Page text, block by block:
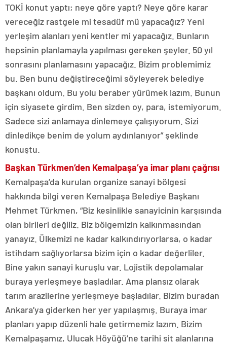
TOKİ konut yaptı; neye göre yaptı? Neye göre karar
vereceğiz rastgele mi tesadüf mü yapacağız? Yeni
yerleşim alanları yeni kentler mi yapacağız. Bunların
hepsinin planlamayla yapılması gereken şeyler. 50 yıl
sonrasını planlamasını yapacağız. Bizim problemimiz
bu. Ben bunu değiştireceğimi söyleyerek belediye
başkanı oldum. Bu yolu beraber yürümek lazım. Bunun
için siyasete girdim. Ben sizden oy, para, istemiyorum.
Sadece sizi anlamaya dinlemeye çalışıyorum. Sizi
dinledikçe benim de yolum aydınlanıyor” şeklinde
konuştu.
Başkan Türkmen’den Kemalpaşa’ya imar planı çağrısı
Kemalpaşa’da kurulan organize sanayi bölgesi
hakkında bilgi veren Kemalpaşa Belediye Başkanı
Mehmet Türkmen, “Biz kesinlikle sanayicinin karşısında
olan birileri değiliz. Biz bölgemizin kalkınmasından
yanayız. Ülkemizi ne kadar kalkındırıyorlarsa, o kadar
istihdam sağlıyorlarsa bizim için o kadar değerliler.
Bine yakın sanayi kuruşlu var. Lojistik depolamalar
buraya yerleşmeye başladılar. Ama plansız olarak
tarım arazilerine yerleşmeye başladılar. Bizim buradan
Ankara’ya giderken her yer yapılaşmış. Buraya imar
planları yapıp düzenli hale getirmemiz lazım. Bizim
Kemalpaşamız, Ulucak Höyüğü’ne tarihi sit alanlarına